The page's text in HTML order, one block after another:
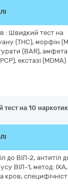
: Швидкий тест на
(ТНС), морфін
(BAR),
екстазі
тест на 10
до ВІЛ-2, антитіл
ВІЛ-1, метод: ІХА,
кров,